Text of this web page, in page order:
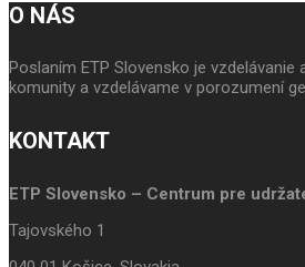
O NÁS
Poslaním ETP Slovensko je
komunity a vzdelávame v porozumení
KONTAKT
ETP Slovensko – Centrum pre
Tajovského 1